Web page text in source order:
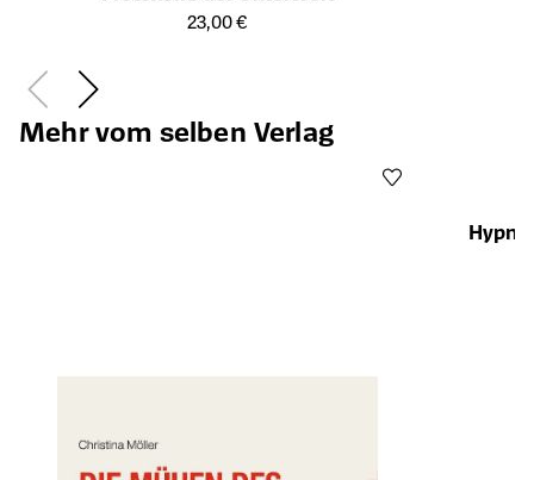
Öffnet die Detailseite des Produkts
23,00 €
Mehr vom selben Verlag